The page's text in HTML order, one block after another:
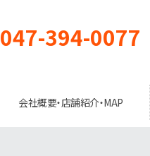
047-394-0077
会社概要・店舗紹介・MAP